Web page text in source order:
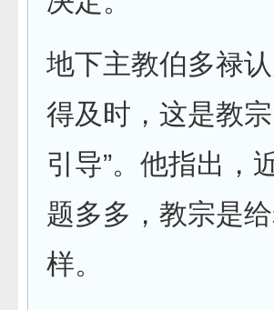
地下主教伯多禄
得及时，这是教
引导”。他指出，
题多多，教宗是
样。